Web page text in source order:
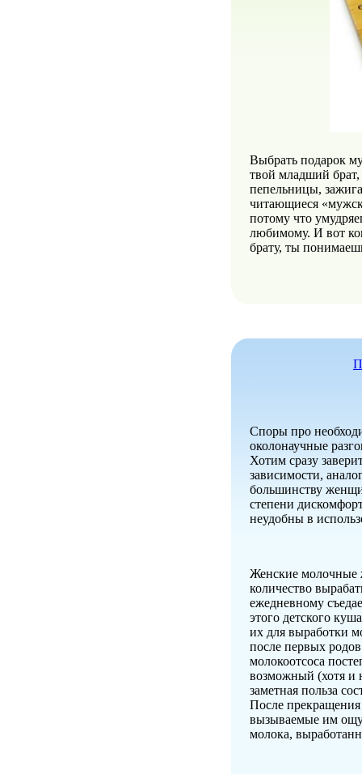
Выбрать подарок
твой младший брат,
пепельницы,
читающиеся
потому что
любимому. И вот
брату, ты
Споры про
околонаучные
Хотим сразу
зависимости,
большинству
степени
неудобны в
Женские молочные
количество
ежедневному
этого детского
их для выработки
после первых
молокоотсоса
возможный (хотя и
заметная польза
После прекращения
вызываемые им
молока,